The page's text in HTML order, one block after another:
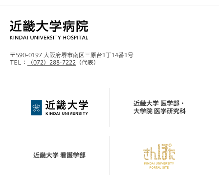
〒590-0197 大阪府堺市南区三原台1丁14番1号
TEL：
（072）288-7222 （代表）
近畿大学 医学部・
大学院 医学研究科
近畿大学 看護学部